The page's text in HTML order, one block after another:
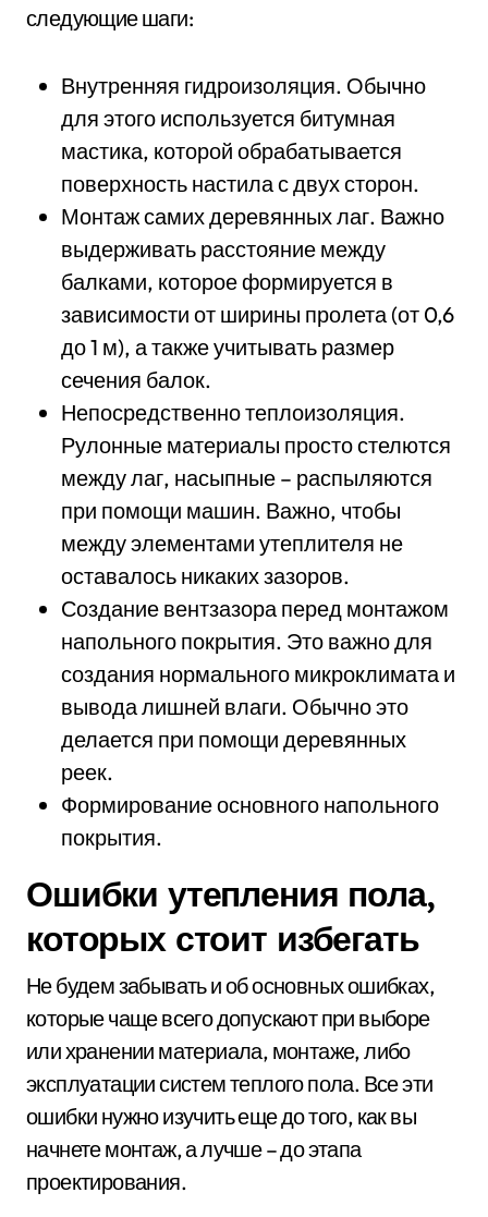
следующие шаги:
Внутренняя гидроизоляция. Обычно
для этого используется битумная
мастика, которой обрабатывается
поверхность настила с двух сторон.
Монтаж самих деревянных лаг. Важно
выдерживать расстояние между
балками, которое формируется в
зависимости от ширины пролета (от 0,6
до 1 м), а также учитывать размер
сечения балок.
Непосредственно теплоизоляция.
Рулонные материалы просто стелются
между лаг, насыпные – распыляются
при помощи машин. Важно, чтобы
между элементами утеплителя не
оставалось никаких зазоров.
Создание вентзазора перед монтажом
напольного покрытия. Это важно для
создания нормального микроклимата и
вывода лишней влаги. Обычно это
делается при помощи деревянных
реек.
Формирование основного напольного
покрытия.
Ошибки утепления пола,
которых стоит избегать
Не будем забывать и об основных ошибках,
которые чаще всего допускают при выборе
или хранении материала, монтаже, либо
эксплуатации систем теплого пола. Все эти
ошибки нужно изучить еще до того, как вы
начнете монтаж, а лучше – до этапа
проектирования.